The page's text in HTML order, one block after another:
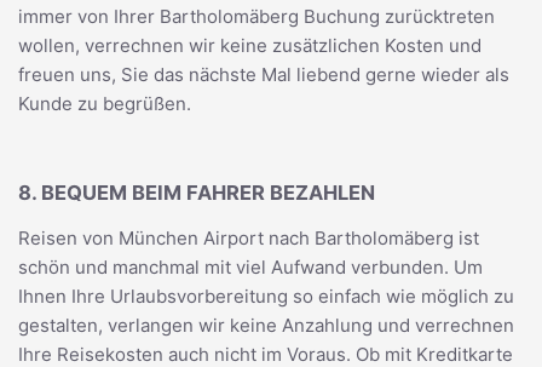
immer von Ihrer Bartholomäberg Buchung zurücktreten
wollen, verrechnen wir keine zusätzlichen Kosten und
freuen uns, Sie das nächste Mal liebend gerne wieder als
Kunde zu begrüßen.
8. BEQUEM BEIM FAHRER BEZAHLEN
Reisen von München Airport nach Bartholomäberg ist
schön und manchmal mit viel Aufwand verbunden. Um
Ihnen Ihre Urlaubsvorbereitung so einfach wie möglich zu
gestalten, verlangen wir keine Anzahlung und verrechnen
Ihre Reisekosten auch nicht im Voraus. Ob mit Kreditkarte